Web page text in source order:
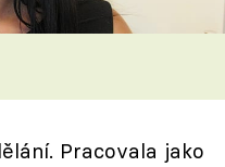
Pracovala jako